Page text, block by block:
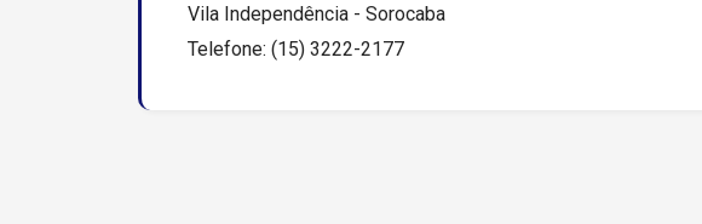
Vila Independência - Sorocaba
Telefone: (15) 3222-2177